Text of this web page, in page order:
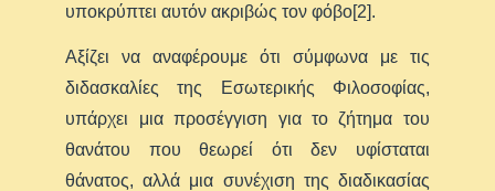
υποκρύπτει αυτόν ακριβώς τον φόβο[2].
Αξίζει να αναφέρουμε ότι σύμφωνα με τις
διδασκαλίες της Εσωτερικής Φιλοσοφίας,
υπάρχει μια προσέγγιση για το ζήτημα του
θανάτου που θεωρεί ότι δεν υφίσταται
θάνατος, αλλά μια συνέχιση της διαδικασίας